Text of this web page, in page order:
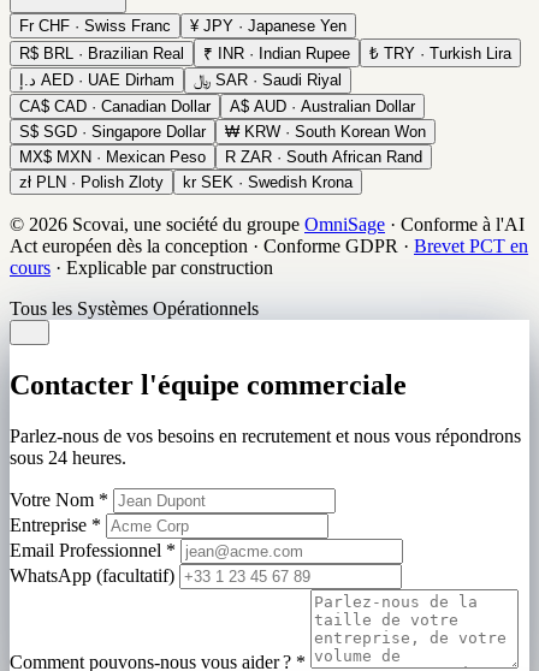
Fr CHF · Swiss Franc ¥ JPY · Japanese Yen
R$ BRL · Brazilian Real ₹ INR · Indian Rupee ₺ TRY · Turkish Lira
د.إ AED · UAE Dirham ﷼ SAR · Saudi Riyal
CA$ CAD · Canadian Dollar A$ AUD · Australian Dollar
S$ SGD · Singapore Dollar ₩ KRW · South Korean Won
MX$ MXN · Mexican Peso R ZAR · South African Rand
zł PLN · Polish Zloty kr SEK · Swedish Krona
© 2026 Scovai, une société du groupe OmniSage · Conforme à l'AI
Act européen dès la conception · Conforme GDPR · Brevet PCT en
cours · Explicable par construction
Tous les Systèmes Opérationnels
Contacter l'équipe commerciale
Parlez-nous de vos besoins en recrutement et nous vous répondrons
sous 24 heures.
Votre Nom *
Entreprise *
Email Professionnel *
WhatsApp (facultatif)
Comment pouvons-nous vous aider ? *